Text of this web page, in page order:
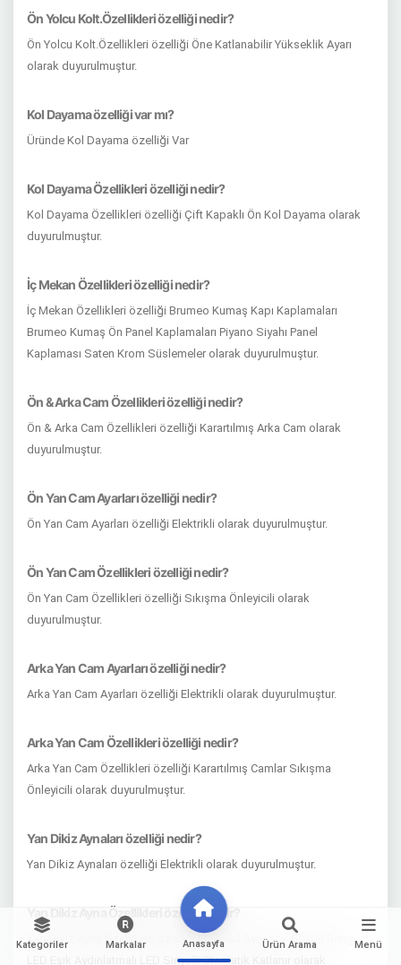
Kategoriler Markalar Anasayfa Ürün Arama Menü
Ön Yolcu Kolt.Özellikleri özelliği nedir?
Ön Yolcu Kolt.Özellikleri özelliği Öne Katlanabilir Yükseklik Ayarı
olarak duyurulmuştur.
Kol Dayama özelliği var mı?
Üründe Kol Dayama özelliği Var
Kol Dayama Özellikleri özelliği nedir?
Kol Dayama Özellikleri özelliği Çift Kapaklı Ön Kol Dayama olarak
duyurulmuştur.
İç Mekan Özellikleri özelliği nedir?
İç Mekan Özellikleri özelliği Brumeo Kumaş Kapı Kaplamaları
Brumeo Kumaş Ön Panel Kaplamaları Piyano Siyahı Panel
Kaplaması Saten Krom Süslemeler olarak duyurulmuştur.
Ön & Arka Cam Özellikleri özelliği nedir?
Ön & Arka Cam Özellikleri özelliği Karartılmış Arka Cam olarak
duyurulmuştur.
Ön Yan Cam Ayarları özelliği nedir?
Ön Yan Cam Ayarları özelliği Elektrikli olarak duyurulmuştur.
Ön Yan Cam Özellikleri özelliği nedir?
Ön Yan Cam Özellikleri özelliği Sıkışma Önleyicili olarak
duyurulmuştur.
Arka Yan Cam Ayarları özelliği nedir?
Arka Yan Cam Ayarları özelliği Elektrikli olarak duyurulmuştur.
Arka Yan Cam Özellikleri özelliği nedir?
Arka Yan Cam Özellikleri özelliği Karartılmış Camlar Sıkışma
Önleyicili olarak duyurulmuştur.
Yan Dikiz Aynaları özelliği nedir?
Yan Dikiz Aynaları özelliği Elektrikli olarak duyurulmuştur.
Yan Dikiz Ayna Özellikleri özelliği nedir?
Yan Dikiz Ayna Özellikleri özelliği Elektrikli Ayarlanır Gövde Rengi
LED Eşik Aydınlatmalı LED Sinyalli Otomatik Katlanır olarak